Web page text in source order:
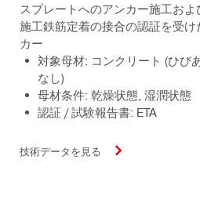
スプレートへのアンカー施工お
施工鉄筋定着の接合の認証を受
カー
対象母材: コンクリート (ひび
なし)
母材条件: 乾燥状態, 湿潤状態
認証 / 試験報告書: ETA
技術データを見る